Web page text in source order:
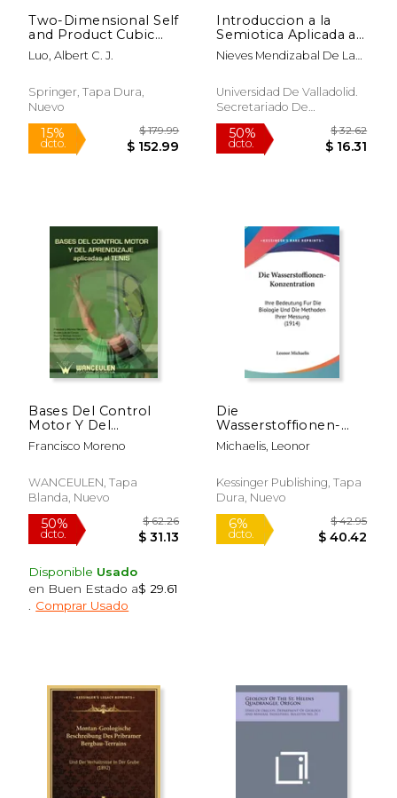
Two-Dimensional Self
and Product Cubic
Systems, Vol. I (en
Inglés)
Luo, Albert C. J.
Springer, Tapa Dura,
Nuevo
Introduccion a la
Semiotica Aplicada a
la Logopedia
Nieves Mendizabal De La
Universidad De Valladolid.
Secretariado De
Publicaciones E I, Tapa
Blanda, Nuevo
Bases Del Control
Motor Y Del
Aprendizaje Aplicadas
Al Tenis
Francisco Moreno
WANCEULEN, Tapa
Blanda, Nuevo
Disponible Usado
en Buen Estado a$ 29.61
Comprar Usado
Die
Wasserstoffionen-
Konzentration: Ihre
Bedeutung Fur Die
Methoden Ihrer
Messung (1914) (en
Michaelis, Leonor
Kessinger Publishing, Tapa
Dura, Nuevo